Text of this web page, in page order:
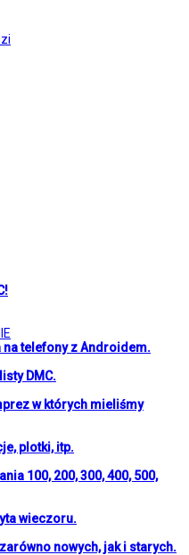
telefony z Androidem.
DMC.
w których mieliśmy
plotki, itp.
100, 200, 300, 400, 500,
wieczoru.
nowych, jak i starych.